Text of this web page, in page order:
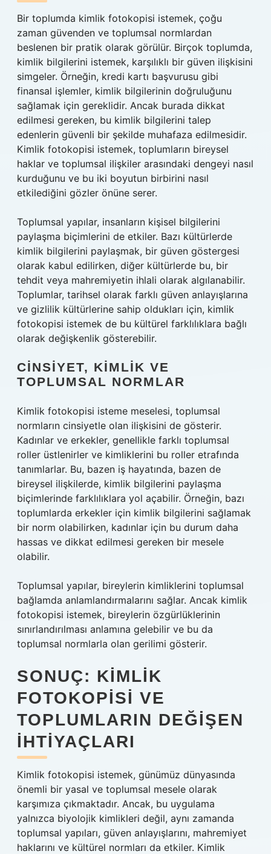
Bir toplumda kimlik fotokopisi istemek, çoğu
zaman güvenden ve toplumsal normlardan
beslenen bir pratik olarak görülür. Birçok toplumda,
kimlik bilgilerini istemek, karşılıklı bir güven ilişkisini
simgeler. Örneğin, kredi kartı başvurusu gibi
finansal işlemler, kimlik bilgilerinin doğruluğunu
sağlamak için gereklidir. Ancak burada dikkat
edilmesi gereken, bu kimlik bilgilerini talep
edenlerin güvenli bir şekilde muhafaza edilmesidir.
Kimlik fotokopisi istemek, toplumların bireysel
haklar ve toplumsal ilişkiler arasındaki dengeyi nasıl
kurduğunu ve bu iki boyutun birbirini nasıl
etkilediğini gözler önüne serer.
Toplumsal yapılar, insanların kişisel bilgilerini
paylaşma biçimlerini de etkiler. Bazı kültürlerde
kimlik bilgilerini paylaşmak, bir güven göstergesi
olarak kabul edilirken, diğer kültürlerde bu, bir
tehdit veya mahremiyetin ihlali olarak algılanabilir.
Toplumlar, tarihsel olarak farklı güven anlayışlarına
ve gizlilik kültürlerine sahip oldukları için, kimlik
fotokopisi istemek de bu kültürel farklılıklara bağlı
olarak değişkenlik gösterebilir.
CINSIYET, KIMLIK VE
TOPLUMSAL NORMLAR
Kimlik fotokopisi isteme meselesi, toplumsal
normların cinsiyetle olan ilişkisini de gösterir.
Kadınlar ve erkekler, genellikle farklı toplumsal
roller üstlenirler ve kimliklerini bu roller etrafında
tanımlarlar. Bu, bazen iş hayatında, bazen de
bireysel ilişkilerde, kimlik bilgilerini paylaşma
biçimlerinde farklılıklara yol açabilir. Örneğin, bazı
toplumlarda erkekler için kimlik bilgilerini sağlamak
bir norm olabilirken, kadınlar için bu durum daha
hassas ve dikkat edilmesi gereken bir mesele
olabilir.
Toplumsal yapılar, bireylerin kimliklerini toplumsal
bağlamda anlamlandırmalarını sağlar. Ancak kimlik
fotokopisi istemek, bireylerin özgürlüklerinin
sınırlandırılması anlamına gelebilir ve bu da
toplumsal normlarla olan gerilimi gösterir.
SONUÇ: KIMLIK
FOTOKOPISI VE
TOPLUMLARIN DEĞIŞEN
İHTIYAÇLARI
Kimlik fotokopisi istemek, günümüz dünyasında
önemli bir yasal ve toplumsal mesele olarak
karşımıza çıkmaktadır. Ancak, bu uygulama
yalnızca biyolojik kimlikleri değil, aynı zamanda
toplumsal yapıları, güven anlayışlarını, mahremiyet
haklarını ve kültürel normları da etkiler. Kimlik